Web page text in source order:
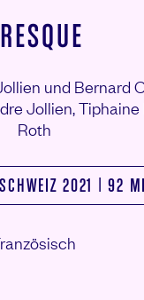
und Bernard
Jollien, Tiphaine
Roth
SCHWEIZ 2021 | 92